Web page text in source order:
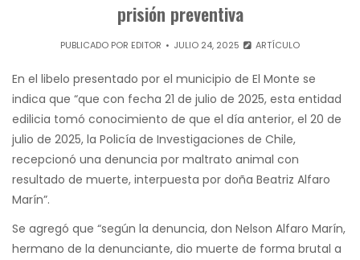
prisión preventiva
PUBLICADO POR EDITOR JULIO 24, 2025 ARTÍCULO
En el libelo presentado por el municipio de El Monte se
indica que “que con fecha 21 de julio de 2025, esta entidad
edilicia tomó conocimiento de que el día anterior, el 20 de
julio de 2025, la Policía de Investigaciones de Chile,
recepcionó una denuncia por maltrato animal con
resultado de muerte, interpuesta por doña Beatriz Alfaro
Marín”.
Se agregó que “según la denuncia, don Nelson Alfaro Marín,
hermano de la denunciante, dio muerte de forma brutal a